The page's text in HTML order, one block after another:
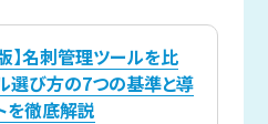
】名刺管理ツールを比
選び方の7つの基準と導
を徹底解説